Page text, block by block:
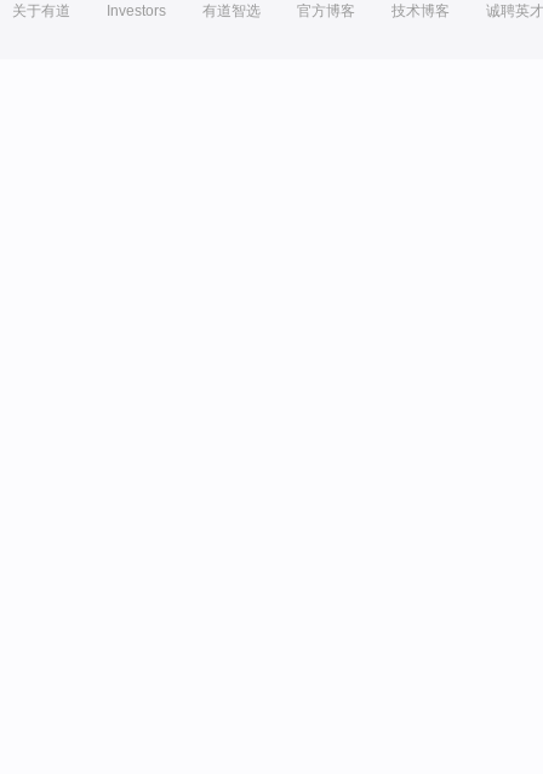
关于有道 Investors 有道智选 官方博客 技术博客 诚聘英才